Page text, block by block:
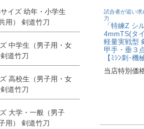
イズ 幼年・小学生
用） 剣道竹刀
中学生（男子用・女
道竹刀
高校生（男子用・女
道竹刀
大学・一般（男子
用） 剣道竹刀
試合者が追い
力
「特練Z シ
4mmTS(タ
軽量実戦型
甲手・垂３
【ﾐｼﾝ刺･機
当店特別価